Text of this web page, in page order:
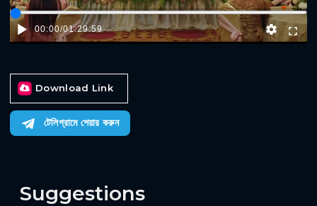
00:00/01:29:59
Download Link
টেলিগ্রামে শেয়ার করুন
Suggestions